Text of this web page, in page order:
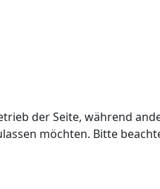
der Seite, während
möchten. Bitte